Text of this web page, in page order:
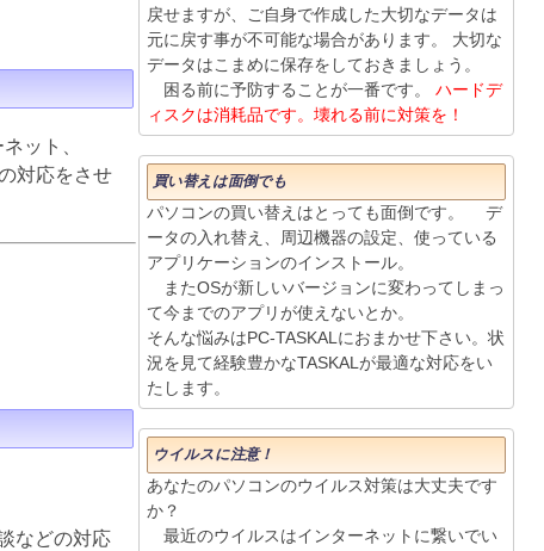
ット、
対応をさせ
などの対応
戻せますが、ご自身で作成した大切なデータは
元に戻す事が不可能な場合があります。 大切な
データはこまめに保存をしておきましょう。
困る前に予防することが一番です。 ハードデ
ィスクは消耗品です。壊れる前に対策を！
買い替えは面倒でも
パソコンの買い替えはとっても面倒です。 デ
ータの入れ替え、周辺機器の設定、使っている
アプリケーションのインストール。
またOSが新しいバージョンに変わってしまっ
て今までのアプリが使えないとか。
そんな悩みはPC-TASKALにおまかせ下さい。状
況を見て経験豊かなTASKALが最適な対応をい
たします。
ウイルスに注意！
あなたのパソコンのウイルス対策は大丈夫です
か？
最近のウイルスはインターネットに繋いでい